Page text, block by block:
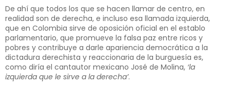
De ahí que todos los que se hacen llamar de centro, en
realidad son de derecha, e incluso esa llamada izquierda,
que en Colombia sirve de oposición oficial en el establo
parlamentario, que promueve la falsa paz entre ricos y
pobres y contribuye a darle apariencia democrática a la
dictadura derechista y reaccionaria de la burguesía es,
como diría el cantautor mexicano José de Molina, ‘la
izquierda que le sirve a la derecha’.